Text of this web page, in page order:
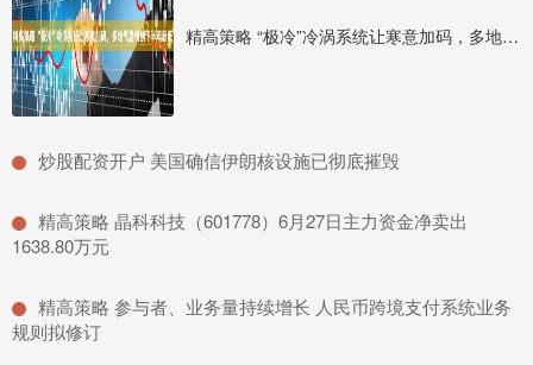
精高策略 “极冷”冷涡系统让寒意加码，多地气温将创下半年新低
​炒股配资开户 美国确信伊朗核设施已彻底摧毁
​精高策略 晶科科技（601778）6月27日主力资金净卖出
1638.80万元
​精高策略 参与者、业务量持续增长 人民币跨境支付系统业务
规则拟修订